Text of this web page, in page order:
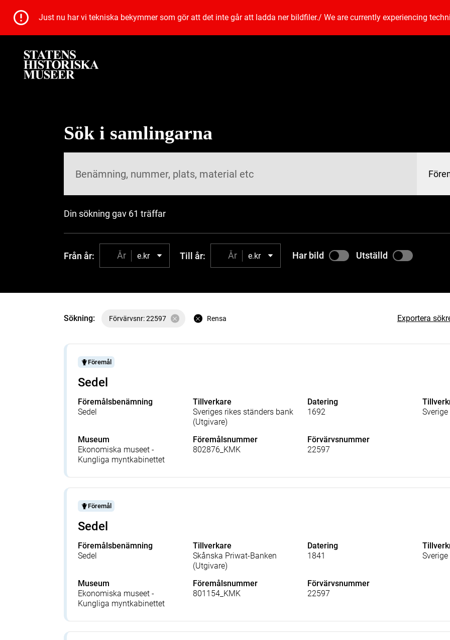
Just nu har vi tekniska bekymmer som gör att det inte går att ladda ner bildfiler./ We are currently experiencing
Sök i samlingarna
Din sökning gav 61 träffar
Från år: e.kr Till år: e.kr Har bild Utställd
Sökning: Förvärvsnr: 22597 Rensa Exportera
Föremål
Sedel
Föremålsbenämning
Sedel
Tillverkare
Sveriges rikes ständers bank
(Utgivare)
Datering
1692
Sverige
Museum
Ekonomiska museet -
Kungliga myntkabinettet
Föremålsnummer
802876_KMK
Förvärvsnummer
22597
Föremål
Sedel
Föremålsbenämning
Sedel
Tillverkare
Skånska Priwat-Banken
(Utgivare)
Datering
1841
Sverige
Museum
Ekonomiska museet -
Kungliga myntkabinettet
Föremålsnummer
801154_KMK
Förvärvsnummer
22597